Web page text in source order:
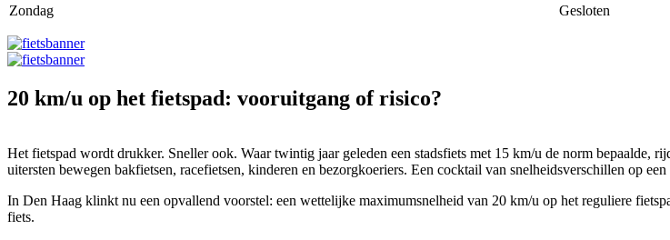
Zondag
Gesloten
20 km/u op het fietspad: vooruitgang of risico?
Het fietspad wordt drukker. Sneller ook. Waar twintig jaar geleden een stadsfiets met 15 km/u de norm bepaalde,
uitersten bewegen bakfietsen, racefietsen, kinderen en bezorgkoeriers. Een cocktail van snelheidsverschillen op
In Den Haag klinkt nu een opvallend voorstel: een wettelijke maximumsnelheid van 20 km/u op het reguliere
fiets.